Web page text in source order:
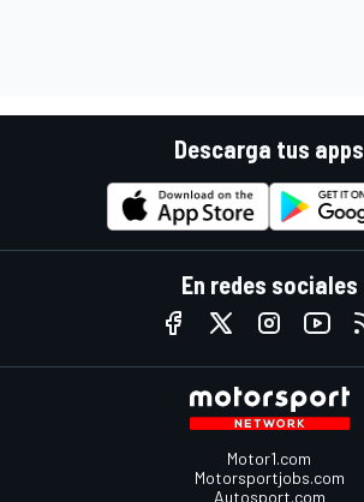
Descarga tus apps
En redes sociales
Motor1.com
Motorsportjobs.com
Autosport.com